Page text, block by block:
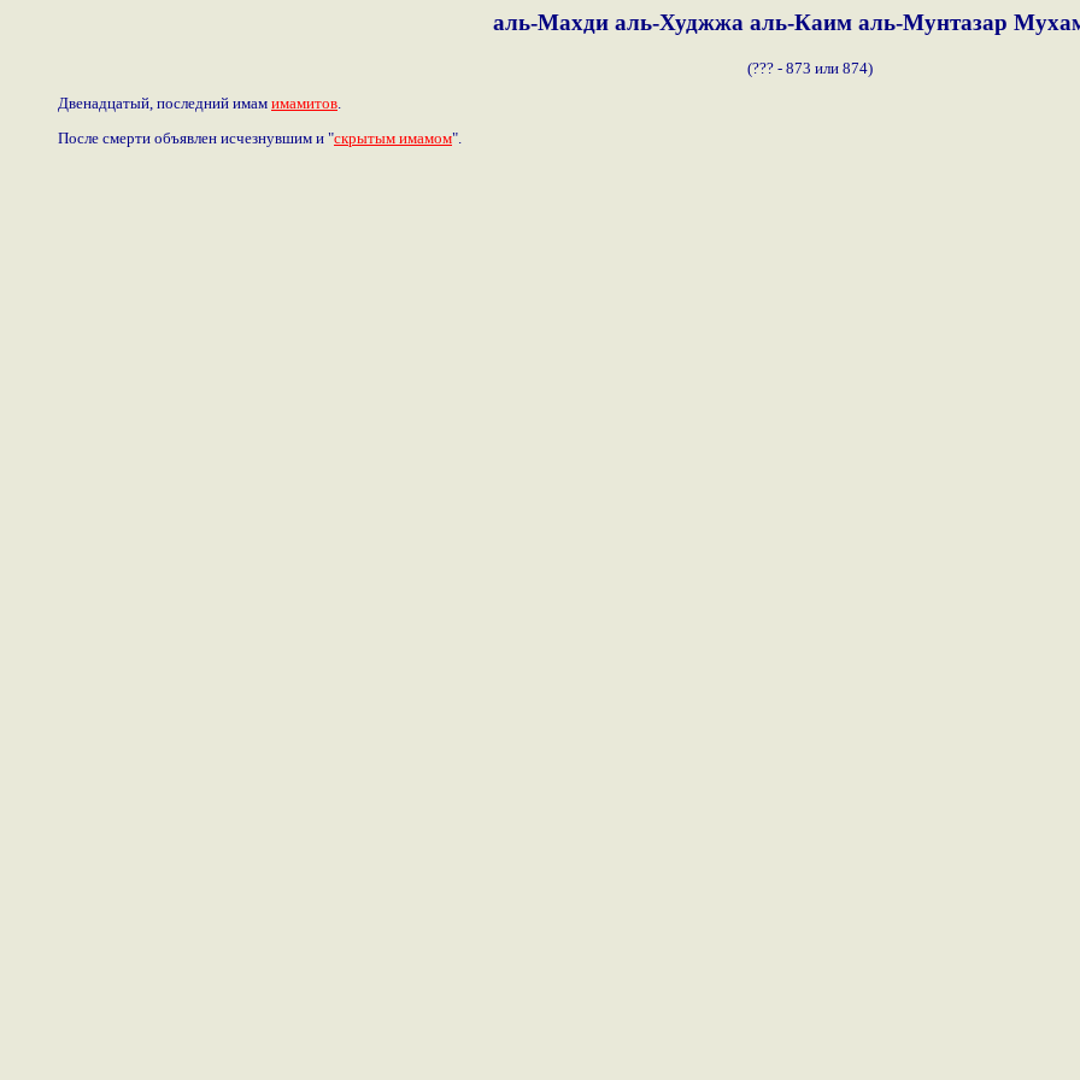
аль-Махди аль-Худжжа аль-Каим аль-Мунтазар
(??? - 873 или 874)
Двенадцатый, последний имам имамитов
После смерти объявлен исчезнувшим и "скрытым имамом".